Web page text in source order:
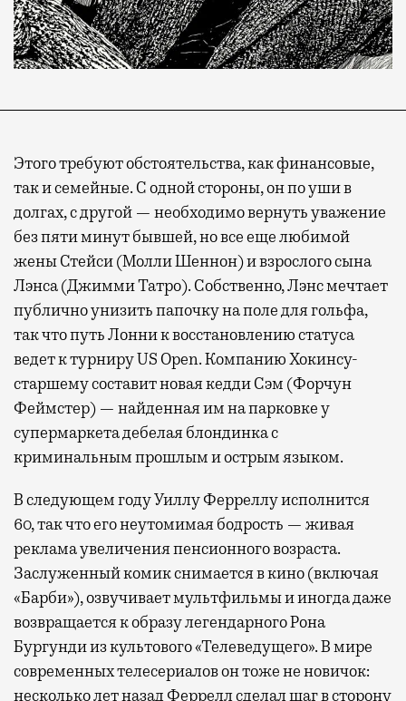
Современный путешественник часто берет
с собой не только чемодан, но и ноутбук.
А ожидание рейса все чаще превращается
не в потерянное время, а в возможность
спокойно закончить дела или спланировать
активности в путешествии, например
забронировать нужные билеты и рестораны.
Бизнес-зал становится местом, где можно
провести переговоры, поработать или просто
выпить кофе, наблюдая сквозь панорамные
окна за тем, как взлетают и садятся
самолеты. В Москве нет недостатка
несколько — в разных зонах воздушных
гаваней. На некоторых вокзалах — тоже.
Лаунжи доступны на Ленинградском,
Павелецком, Казанском, Ярославском
и Курском вокзалах.Попасть в бизнес-залы
могут держатели карт Mir Supreme. Причем
не только в столице. Всего доступно более
1000 бизнес-залов по всему миру.
Этого требуют обстоятельства, как финансовые,
так и семейные. С одной стороны, он по уши в
долгах, с другой — необходимо вернуть уважение
без пяти минут бывшей, но все еще любимой
жены Стейси (Молли Шеннон) и взрослого сына
Лэнса (Джимми Татро). Собственно, Лэнс мечтает
публично унизить папочку на поле для гольфа,
так что путь Лонни к восстановлению статуса
ведет к турниру US Open. Компанию Хокинсу-
старшему составит новая кедди Сэм (Форчун
Феймстер) — найденная им на парковке у
супермаркета дебелая блондинка с
криминальным прошлым и острым языком.
В следующем году Уиллу Ферреллу исполнится
60, так что его неутомимая бодрость — живая
реклама увеличения пенсионного возраста.
Заслуженный комик снимается в кино (включая
«Барби»), озвучивает мультфильмы и иногда даже
возвращается к образу легендарного Рона
Бургунди из культового «Телеведущего». В мире
современных телесериалов он тоже не новичок:
несколько лет назад Феррелл сделал шаг в сторону